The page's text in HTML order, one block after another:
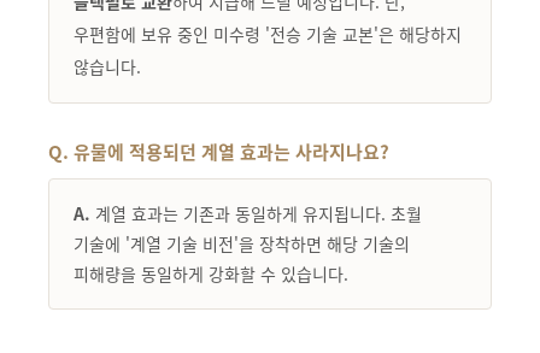
우편함에 보유 중인 미수령 '전승 기술 교본'은 해당하지
않습니다.
Q. 유물에 적용되던 계열 효과는 사라지나요?
A. 계열 효과는 기존과 동일하게 유지됩니다. 초월
기술에 '계열 기술 비전'을 장착하면 해당 기술의
피해량을 동일하게 강화할 수 있습니다.